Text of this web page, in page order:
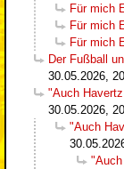
Für mich
Für mich
Für mich
Der Fußball
30.05.2026,
"Auch
30.05.2026,
"Auch